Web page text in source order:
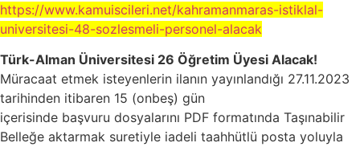
https://www.kamuiscileri.net/kahramanmaras-istiklal-
universitesi-48-sozlesmeli-personel-alacak
Türk-Alman Üniversitesi 26 Öğretim Üyesi Alacak!
Müracaat etmek isteyenlerin ilanın yayınlandığı 27.11.2023
tarihinden itibaren 15 (onbeş) gün
içerisinde başvuru dosyalarını PDF formatında Taşınabilir
Belleğe aktarmak suretiyle iadeli taahhütlü posta yoluyla